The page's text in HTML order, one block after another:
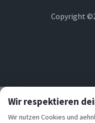
Copyright ©
Wir respektieren
Wir nutzen Cookies und